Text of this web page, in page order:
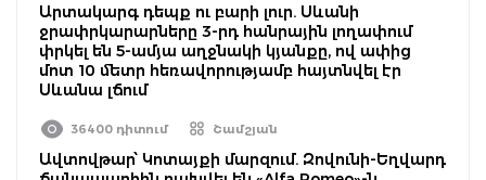
Արտակարգ դեպք ու բարի լուր. Սևանի
ջրափրկարարները 3-րդ հանրային լողափում
փրկել են 5-ամյա աղջնակի կյանքը, ով ափից
մոտ 10 մետր հեռավորությամբ հայտնվել էր
Սևանա լճում
36400 դիտում Շամշյան
Ավտովթար՝ Կոտայքի մարզում. Զովունի-Եղվարդ